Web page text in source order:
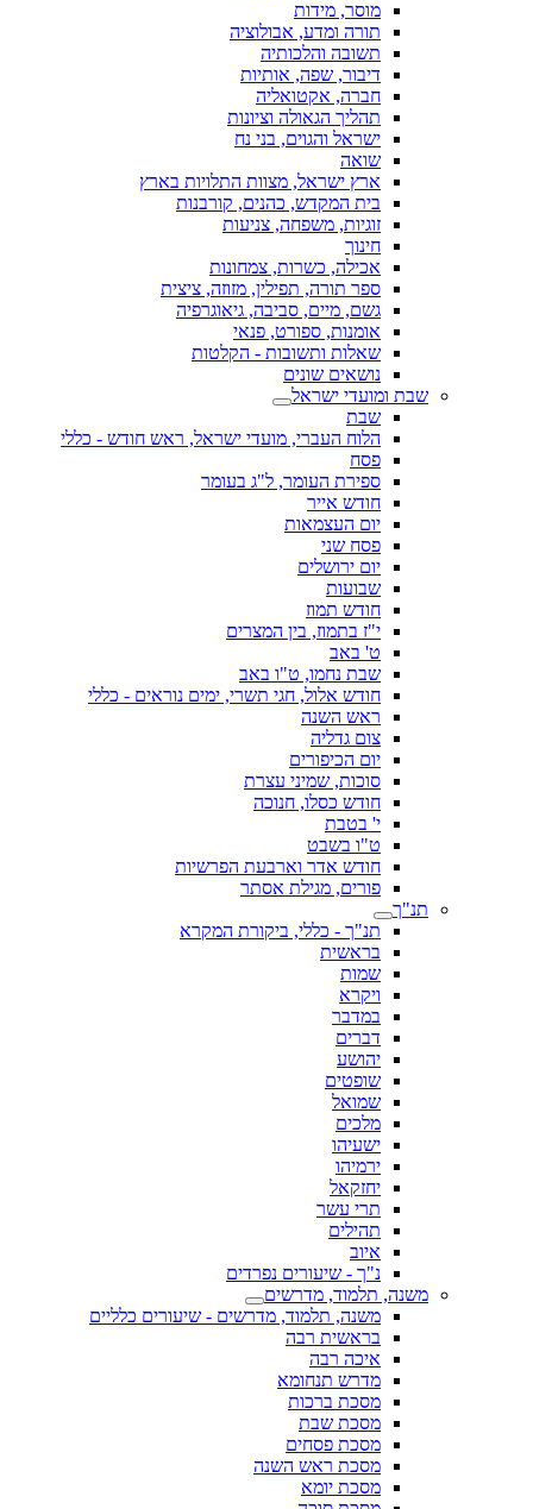
מוסר, מידות
תורה ומדע, אבולוציה
תשובה והלכותיה
דיבור, שפה, אותיות
חברה, אקטואליה
תהליך הגאולה וציונות
ישראל והגוים, בני נח
שואה
ארץ ישראל, מצוות התלויות בארץ
בית המקדש, כהנים, קורבנות
זוגיות, משפחה, צניעות
חינוך
אכילה, כשרות, צמחונות
ספר תורה, תפילין, מזוזה, ציצית
גשם, מיים, סביבה, גיאוגרפיה
אומנות, ספורט, פנאי
שאלות ותשובות - הקלטות
נושאים שונים
שבת ומועדי ישראל
שבת
הלוח העברי, מועדי ישראל, ראש חודש - כללי
פסח
ספירת העומר, ל"ג בעומר
חודש אייר
יום העצמאות
פסח שני
יום ירושלים
שבועות
חודש תמוז
י"ז בתמוז, בין המצרים
ט' באב
שבת נחמו, ט"ו באב
חודש אלול, חגי תשרי, ימים נוראים - כללי
ראש השנה
צום גדליה
יום הכיפורים
סוכות, שמיני עצרת
חודש כסלו, חנוכה
י' בטבת
ט"ו בשבט
חודש אדר וארבעת הפרשיות
פורים, מגילת אסתר
תנ"ך
תנ"ך - כללי, ביקורת המקרא
בראשית
שמות
ויקרא
במדבר
דברים
יהושע
שופטים
שמואל
מלכים
ישעיהו
ירמיהו
יחזקאל
תרי עשר
תהילים
איוב
נ"ך - שיעורים נפרדים
משנה, תלמוד, מדרשים
משנה, תלמוד, מדרשים - שיעורים כלליים
בראשית רבה
איכה רבה
מדרש תנחומא
מסכת ברכות
מסכת שבת
מסכת פסחים
מסכת ראש השנה
מסכת יומא